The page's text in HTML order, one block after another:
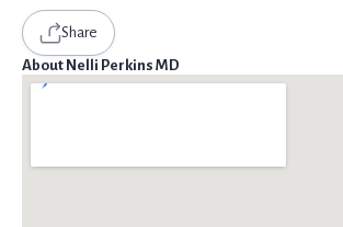
Share
About Nelli Perkins MD